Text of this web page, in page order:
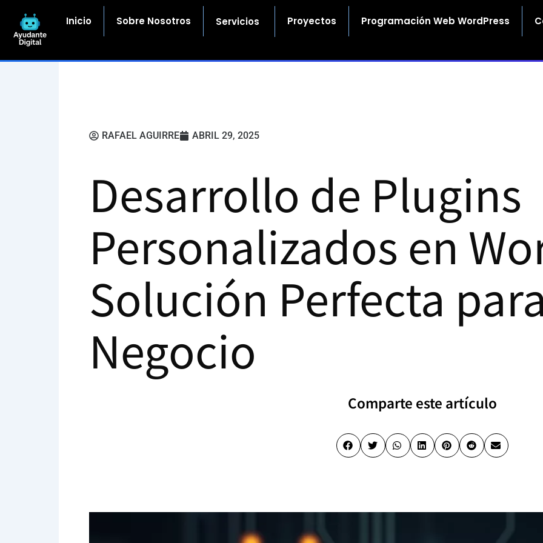
contenido
Inicio Sobre Nosotros Servicios Proyectos Programación Web WordPress
RAFAEL AGUIRRE ABRIL 29, 2025
Desarrollo de Plugins
Personalizados en
Solución Perfecta
Negocio
Comparte este artículo